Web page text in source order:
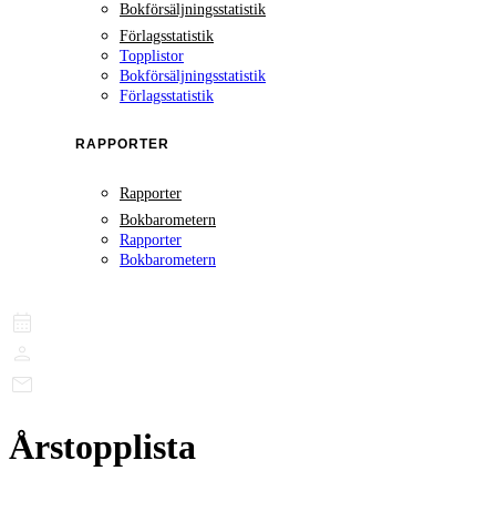
Bokförsäljningsstatistik
Förlagsstatistik
Topplistor
Bokförsäljningsstatistik
Förlagsstatistik
RAPPORTER
Rapporter
Bokbarometern
Rapporter
Bokbarometern
Årstopplista